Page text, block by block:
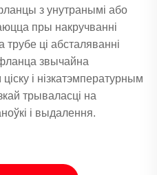
з унутранымі або
пры накручванні
трубе ці абсталяванні
звычайна
і нізкатэмпературным
трываласці на
і выдалення.